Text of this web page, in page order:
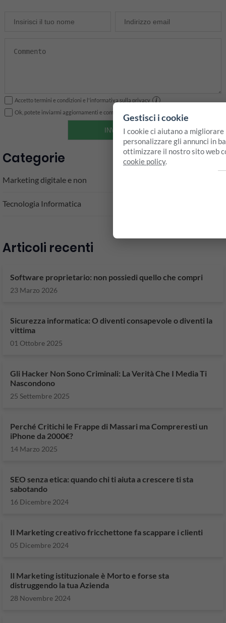
Accetto termini e condizioni e l'informativa sulla privacy i
Ok, potete inviarmi aggiornamenti e comunicazioni
INVIA
Categorie
Marketing digitale e non
Tecnologia Informatica
Articoli recenti
Software proprietario: non possiedi quello che compri
23 Marzo 2026
Sicurezza informatica: O diventi consapevole o diventi la
vittima
01 Ottobre 2025
Gli Hacker Non Sono Criminali: La Verità Che I Media Ti
Nascondono
25 Settembre 2025
Perché Critichi le Frappe di Massari ma Compreresti un
iPhone da 2000€?
14 Marzo 2025
SEO senza etica: quando chi ti aiuta a crescere ti sta
sabotando
16 Dicembre 2024
Il Marketing creativo fricchettone fa scappare i clienti
05 Dicembre 2024
Il Marketing istituzionale è Morto e forse sta
distruggendo la tua Azienda
28 Novembre 2024
Gestisci i cookie
I cookie ci aiutano a migliorare
personalizzare gli annunci in
ottimizzare il nostro sito web
cookie policy.